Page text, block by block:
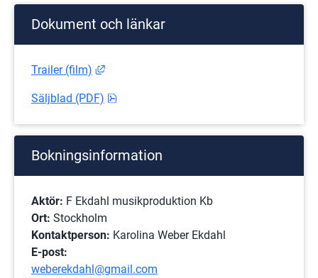
Dokument och länkar
Trailer (film) Länk till annan webbplats, öppnas i nytt
Säljblad (PDF)
Bokningsinformation
Aktör: F Ekdahl musikproduktion Kb
Ort: Stockholm
Kontaktperson: Karolina Weber Ekdahl
E-post:
weberekdahl@gmail.com